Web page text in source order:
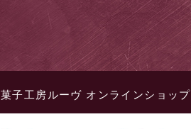
菓子工房ルーヴ オンラインショップ